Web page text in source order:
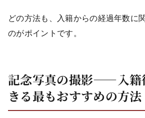
どの方法も、入籍からの経過年数に
のがポイントです。
記念写真の撮影——入籍
きる最もおすすめの方法